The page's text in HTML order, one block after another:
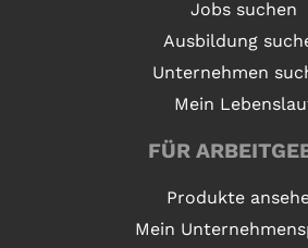
Jobs suchen
Ausbildung
Unternehmen
Mein
FÜR
Produkte
Mein